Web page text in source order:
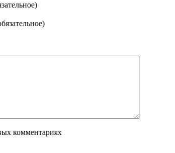
комментариях